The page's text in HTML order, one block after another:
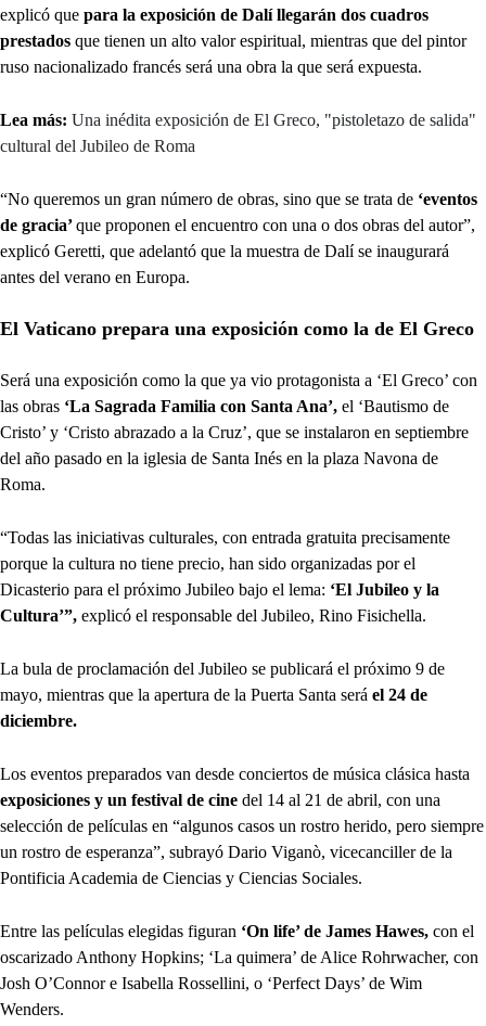
explicó que para la exposición de Dalí llegarán dos cuadros
prestados que tienen un alto valor espiritual, mientras que del pintor
ruso nacionalizado francés será una obra la que será expuesta.
Lea más: Una inédita exposición de El Greco, "pistoletazo de salida"
cultural del Jubileo de Roma
“No queremos un gran número de obras, sino que se trata de ‘eventos
de gracia’que proponen el encuentro con una o dos obras del autor”,
explicó Geretti, que adelantó que la muestra de Dalí se inaugurará
antes del verano en Europa.
El Vaticano prepara una exposición como la de El Greco
Será una exposición como la que ya vio protagonista a ‘El Greco’ con
las obras ‘La Sagrada Familia con Santa Ana’, el ‘Bautismo de
Cristo’ y ‘Cristo abrazado a la Cruz’, que se instalaron en septiembre
del año pasado en la iglesia de Santa Inés en la plaza Navona de
Roma.
“Todas las iniciativas culturales, con entrada gratuita precisamente
porque la cultura no tiene precio, han sido organizadas por el
Dicasterio para el próximo Jubileo bajo el lema: ‘El Jubileo y la
Cultura’”, explicó el responsable del Jubileo, Rino Fisichella.
La bula de proclamación del Jubileo se publicará el próximo 9 de
mayo, mientras que la apertura de la Puerta Santa será el 24 de
diciembre.
Los eventos preparados van desde conciertos de música clásica hasta
exposiciones y un festival de cine del 14 al 21 de abril, con una
selección de películas en “algunos casos un rostro herido, pero siempre
un rostro de esperanza”, subrayó Dario Viganò, vicecanciller de la
Pontificia Academia de Ciencias y Ciencias Sociales.
Entre las películas elegidas figuran ‘On life’ de James Hawes, con el
oscarizado Anthony Hopkins; ‘La quimera’ de Alice Rohrwacher, con
Josh O’Connor e Isabella Rossellini, o ‘Perfect Days’ de Wim
Wenders.